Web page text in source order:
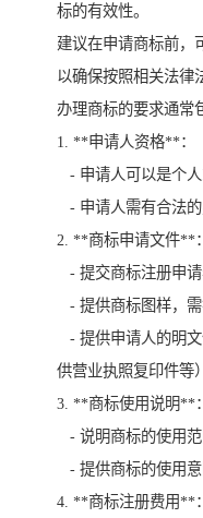
标的有效性。
建议在申请商标前，
以确保按照相关法律
办理商标的要求通常
1. **申请人资格**：
- 申请人可以是个人
- 申请人需有合法的
2. **商标申请文件**：
- 提交商标注册申请
- 提供商标图样，需
- 提供申请人的明
供营业执照复印件等
3. **商标使用说明**：
- 说明商标的使用范
- 提供商标的使用意
4. **商标注册费用**：